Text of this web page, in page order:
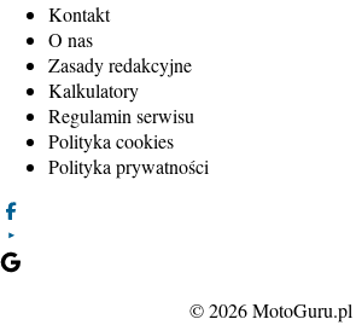
Kontakt
O nas
Zasady redakcyjne
Kalkulatory
Regulamin serwisu
Polityka cookies
Polityka prywatności
© 2026 MotoGuru.pl